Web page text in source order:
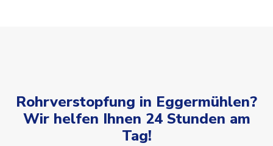
Rohrverstopfung in Eggermühlen?
Wir helfen Ihnen 24 Stunden am
Tag!